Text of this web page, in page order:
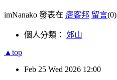
imNanako 發表在 痞客邦 留言(0)
個人分類： 郊山
▲top
Feb 25 Wed 2026 12:00